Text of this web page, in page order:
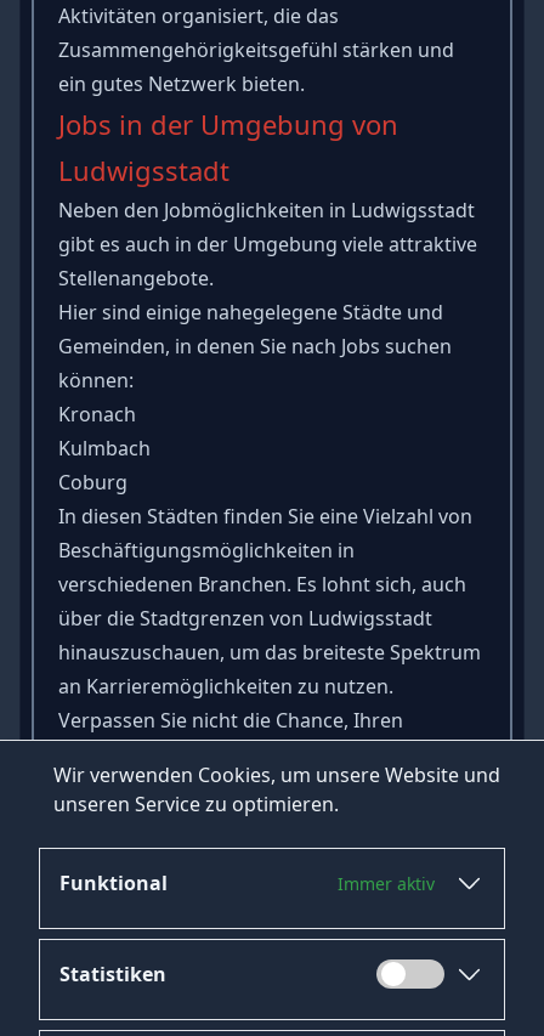
Wir verwenden Cookies, um unsere Website und
unseren Service zu optimieren.
Funktional Immer aktiv
Statistiken
Aktivitäten organisiert, die das
Zusammengehörigkeitsgefühl stärken und
ein gutes Netzwerk bieten.
Jobs in der Umgebung von
Ludwigsstadt
Neben den Jobmöglichkeiten in Ludwigsstadt
gibt es auch in der Umgebung viele attraktive
Stellenangebote.
Hier sind einige nahegelegene Städte und
Gemeinden, in denen Sie nach Jobs suchen
können:
Kronach
Kulmbach
Coburg
In diesen Städten finden Sie eine Vielzahl von
Beschäftigungsmöglichkeiten in
verschiedenen Branchen. Es lohnt sich, auch
über die Stadtgrenzen von Ludwigsstadt
hinauszuschauen, um das breiteste Spektrum
an Karrieremöglichkeiten zu nutzen.
Verpassen Sie nicht die Chance, Ihren
erfüllende Karriere in dieser aufstrebenden